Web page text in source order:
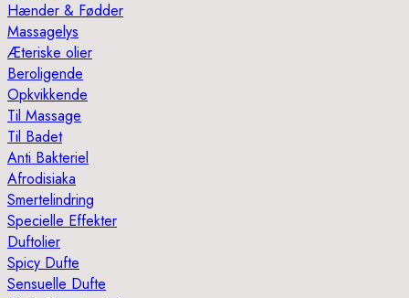
Hænder & Fødder
Massagelys
Æteriske olier
Beroligende
Opkvikkende
Til Massage
Til Badet
Anti Bakteriel
Afrodisiaka
Smertelindring
Specielle Effekter
Duftolier
Spicy Dufte
Sensuelle Dufte